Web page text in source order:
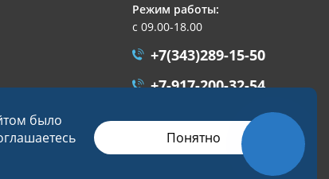
Режим работы:
с 09.00-18.00
+7(343)289-15-50
+7-917-200-32-54
Разработка сайта
Студия «СТРОИМ САЙТ»
было
Понятно